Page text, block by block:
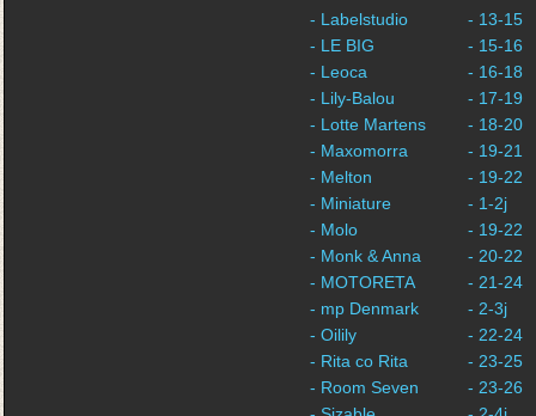
- Labelstudio
- LE BIG
- Leoca
- Lily-Balou
- Lotte Martens
- Maxomorra
- Melton
- Miniature
- Molo
- Monk & Anna
- MOTORETA
- mp Denmark
- Oilily
- Rita co Rita
- Room Seven
- 13-15
- 15-16
- 16-18
- 17-19
- 18-20
- 19-21
- 19-22
- 1-2j
- 19-22
- 20-22
- 21-24
- 2-3j
- 22-24
- 23-25
- 23-26